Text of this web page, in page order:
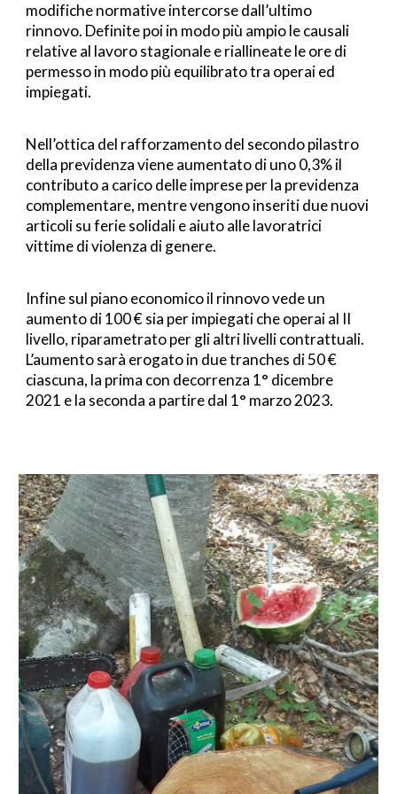
modifiche normative intercorse dall’ultimo
rinnovo. Definite poi in modo più ampio le causali
relative al lavoro stagionale e riallineate le ore di
permesso in modo più equilibrato tra operai ed
impiegati.
Nell’ottica del rafforzamento del secondo pilastro
della previdenza viene aumentato di uno 0,3% il
contributo a carico delle imprese per la previdenza
complementare, mentre vengono inseriti due nuovi
articoli su ferie solidali e aiuto alle lavoratrici
vittime di violenza di genere.
Infine sul piano economico il rinnovo vede un
aumento di 100 € sia per impiegati che operai al II
livello, riparametrato per gli altri livelli contrattuali.
L’aumento sarà erogato in due tranches di 50 €
ciascuna, la prima con decorrenza 1° dicembre
2021 e la seconda a partire dal 1° marzo 2023.